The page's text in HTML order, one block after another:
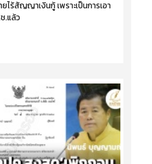
ไร้สัญญาเงินกู้ เพราะเป็นการเอา
.แล้ว